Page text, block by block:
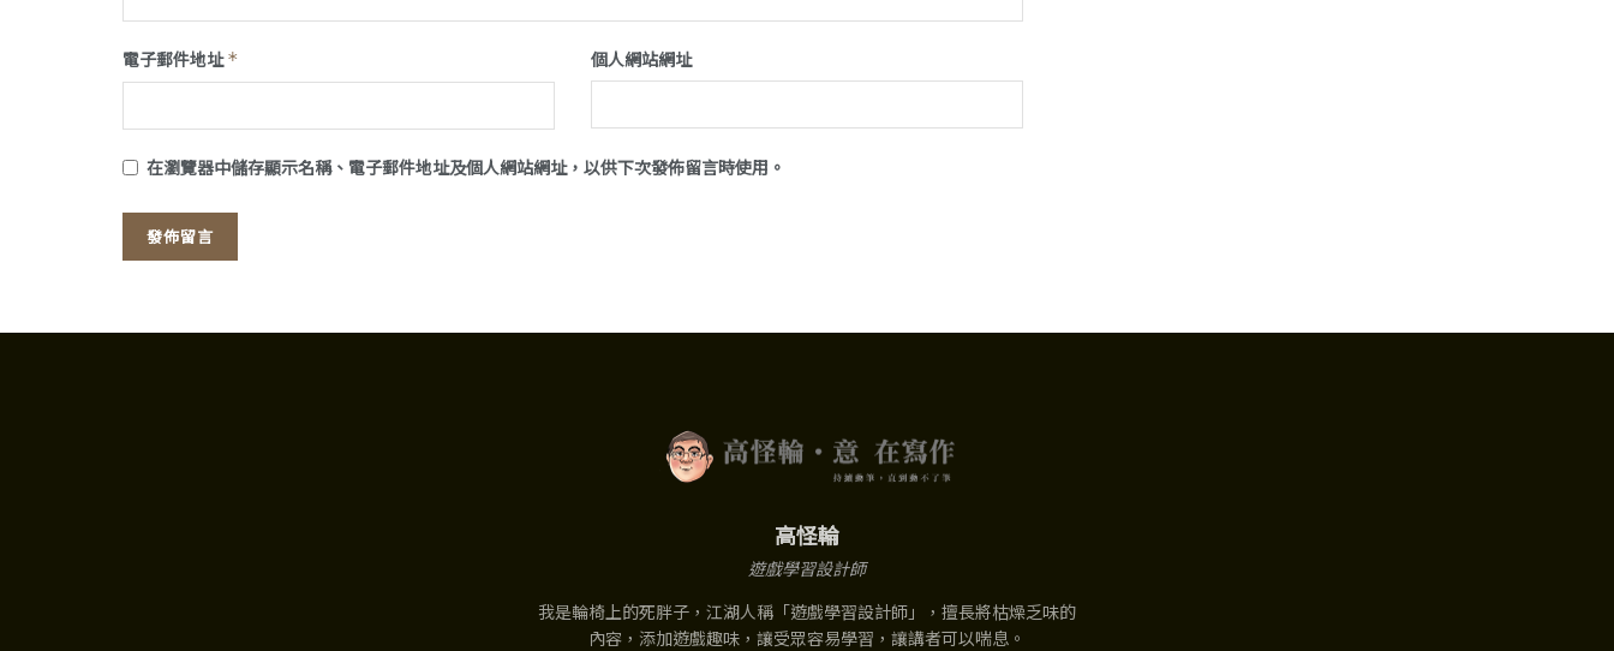
電子郵件地址* 個人網站網址
在瀏覽器中儲存顯示名稱、電子郵件地址及個人網站網址，以供下次發佈留言時使用。
高怪輪
遊戲學習設計師
我是輪椅上的死胖子，江湖人稱「遊戲學習設計師」，擅長將枯燥乏味的
內容，添加遊戲趣味，讓受眾容易學習，讓講者可以喘息。